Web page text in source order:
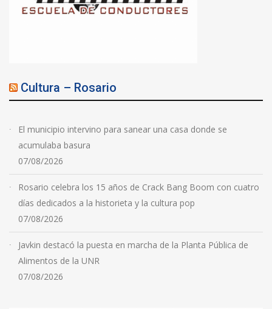
Cultura – Rosario
El municipio intervino para sanear una casa donde se
acumulaba basura
07/08/2026
Rosario celebra los 15 años de Crack Bang Boom con cuatro
días dedicados a la historieta y la cultura pop
07/08/2026
Javkin destacó la puesta en marcha de la Planta Pública de
Alimentos de la UNR
07/08/2026